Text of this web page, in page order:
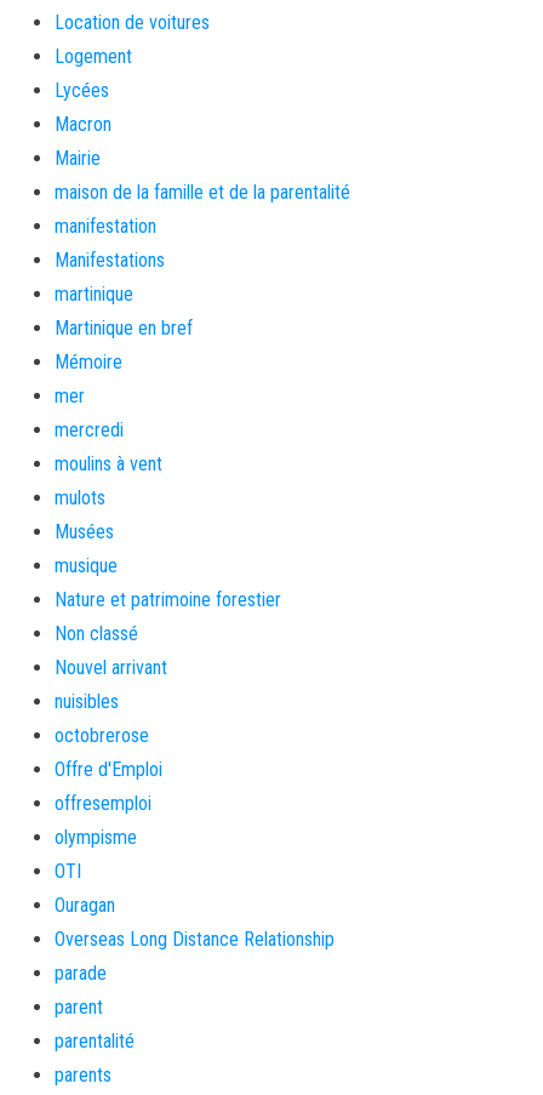
Location de voitures
Logement
Lycées
Macron
Mairie
maison de la famille et de la parentalité
manifestation
Manifestations
martinique
Martinique en bref
Mémoire
mer
mercredi
moulins à vent
mulots
Musées
musique
Nature et patrimoine forestier
Non classé
Nouvel arrivant
nuisibles
octobrerose
Offre d'Emploi
offresemploi
olympisme
OTI
Ouragan
Overseas Long Distance Relationship
parade
parent
parentalité
parents